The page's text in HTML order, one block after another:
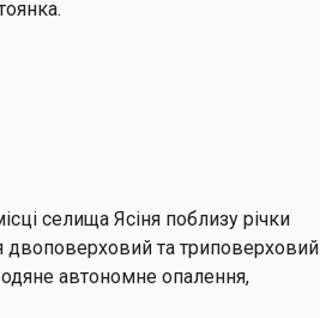
селища Ясіня поблизу річки
двоповерховий та триповерховий
автономне опалення,